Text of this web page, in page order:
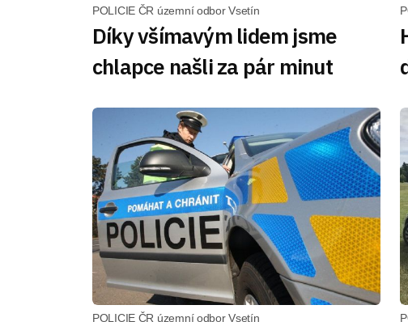
POLICIE ČR územní odbor Vsetín
Díky všímavým lidem jsme
chlapce našli za pár minut
POLICIE ČR územní odbor Vsetín